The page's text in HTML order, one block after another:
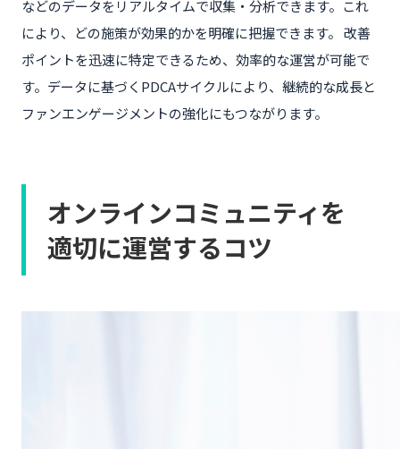
などのデータをリアルタイムで収集・分析できます。これ
により、どの施策が効果的かを明確に把握できます。 改善
ポイントを迅速に特定できるため、効率的な運営が可能で
す。データに基づくPDCAサイクルにより、継続的な成長と
ファンエンゲージメントの強化にもつながります。
オンラインコミュニティを
適切に運営するコツ